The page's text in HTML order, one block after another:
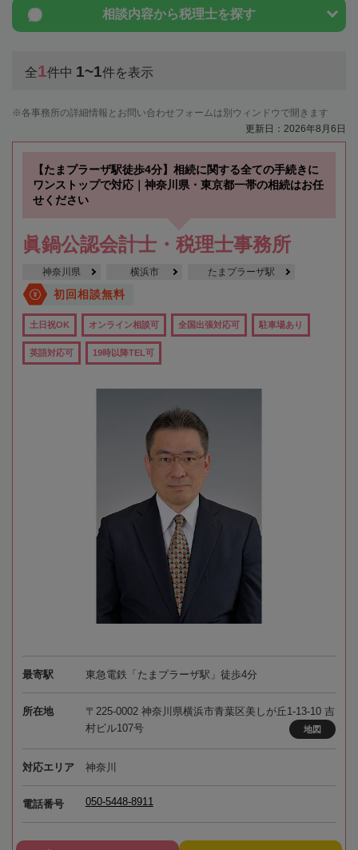
相談内容から税理士を探す
全1件中 1~1件を表示
各事務所の詳細情報とお問い合わせフォームは別ウィンドウで開きます
更新日：2026年8月6日
【たまプラーザ駅徒歩4分】相続に関する全ての手続きに
ワンストップで対応｜神奈川県・東京都一帯の相続はお任
せください
眞鍋公認会計士・税理士事務所
神奈川県 横浜市 たまプラーザ駅
初回相談無料
土日祝OK オンライン相談可 全国出張対応可 駐車場あり
英語対応可 19時以降TEL可
最寄駅 東急電鉄「たまプラーザ駅」徒歩4分
所在地
〒225-0002 神奈川県横浜市青葉区美しが丘1-13-10 吉
村ビル107号
地図
対応エリア 神奈川
電話番号 050-5448-8911